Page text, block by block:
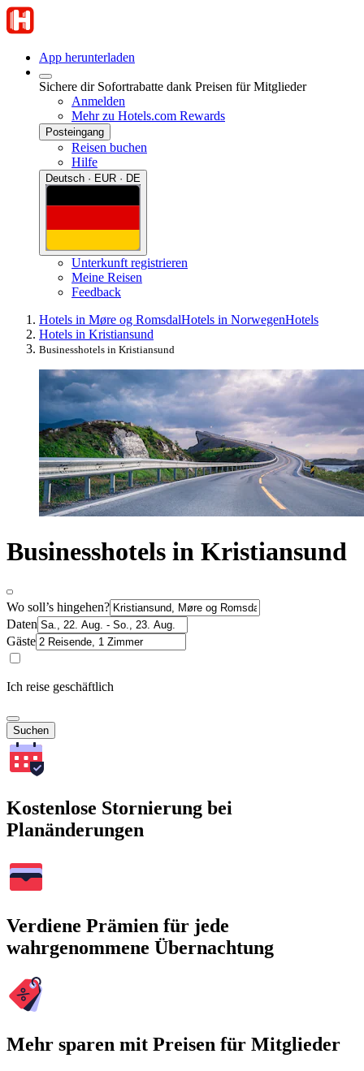
App herunterladen
Sichere dir Sofortrabatte dank Preisen für Mitglieder
Anmelden
Mehr zu Hotels.com Rewards
Posteingang
Reisen buchen
Hilfe
Deutsch · EUR · DE
Unterkunft registrieren
Meine Reisen
Feedback
Hotels in Møre og RomsdalHotels in NorwegenHotels
Hotels in Kristiansund
Businesshotels in Kristiansund
Businesshotels in Kristiansund
Wo soll’s hingehen?
Daten
Gäste
Ich reise geschäftlich
Suchen
Kostenlose Stornierung bei
Planänderungen
Verdiene Prämien für jede
wahrgenommene Übernachtung
Mehr sparen mit Preisen für Mitglieder